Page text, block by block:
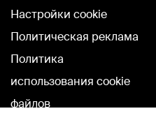
Настройки cookie
Политическая реклама
Политика
использования cookie
файлов